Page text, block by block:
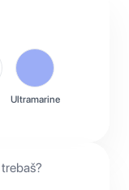
Ultramarine